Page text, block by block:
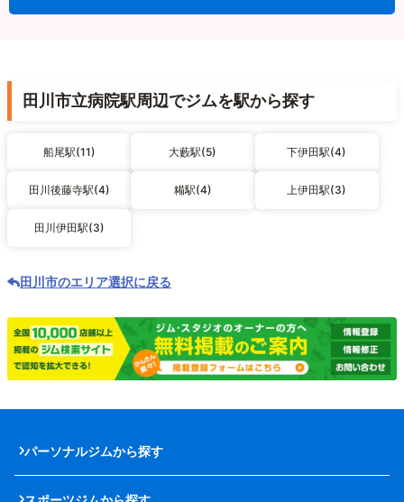
田川市立病院駅周辺でジムを駅から探す
船尾駅(11) 大藪駅(5) 下伊田駅(4)
田川後藤寺駅(4) 糒駅(4) 上伊田駅(3)
田川伊田駅(3)
田川市のエリア選択に戻る
パーソナルジムから探す